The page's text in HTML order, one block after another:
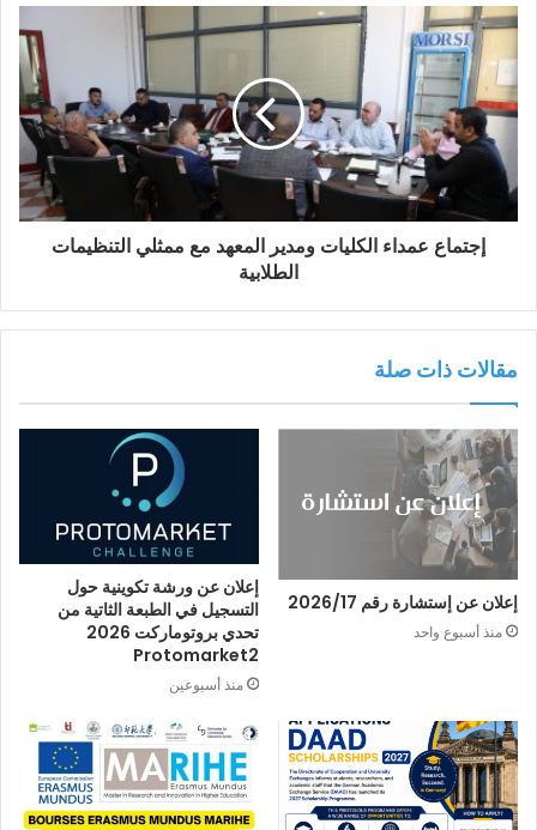
إجتماع عمداء الكليات ومدير المعهد مع ممثلي التنظيمات
الطلابية‎‎
مقالات ذات صلة
إعلان عن إستشارة رقم 2026/17
منذ أسبوع واحد
إعلان عن ورشة تكوينية حول
التسجيل في الطبعة الثاتية من
تحدي بروتوماركت 2026
Protomarket2
منذ أسبوعين